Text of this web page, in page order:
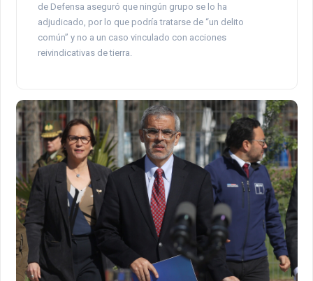
de Defensa aseguró que ningún grupo se lo ha
adjudicado, por lo que podría tratarse de “un delito
común” y no a un caso vinculado con acciones
reivindicativas de tierra.